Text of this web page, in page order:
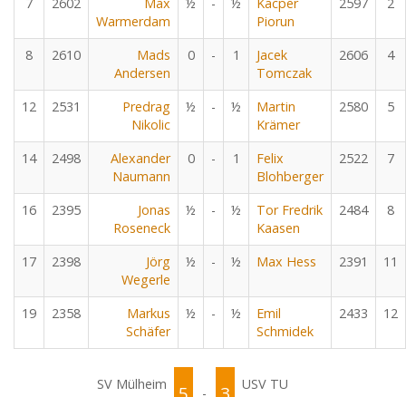
Warmerdam
Piorun
8 2610
Mads
Andersen
0 - 1
Jacek
Tomczak
2606 4
12 2531
Predrag
Nikolic
½ - ½
Martin
Krämer
2580 5
14 2498
Alexander
Naumann
0 - 1
Felix
Blohberger
2522 7
16 2395
Jonas
Roseneck
½ - ½
Tor Fredrik
Kaasen
2484 8
17 2398
Jörg
Wegerle
½ - ½ Max Hess 2391 11
19 2358
Markus
Schäfer
½ - ½
Emil
Schmidek
2433 12
SV Mülheim
-
USV TU